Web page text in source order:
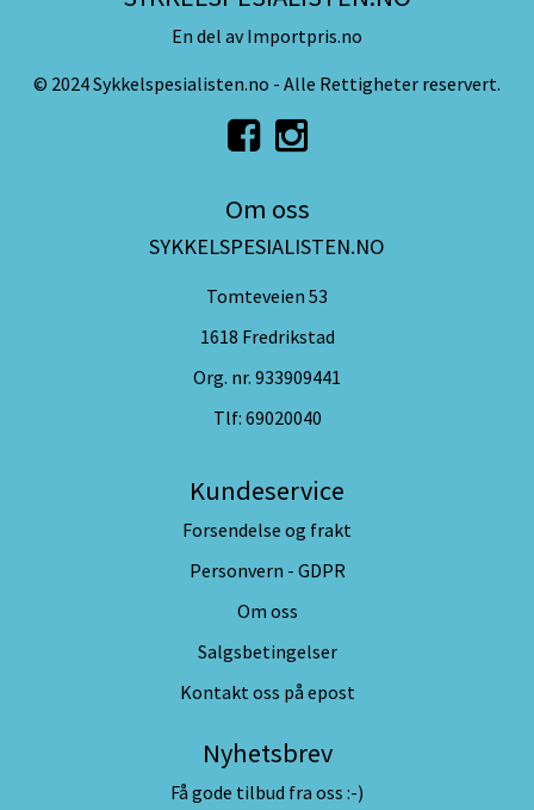
En del av Importpris.no
© 2024 Sykkelspesialisten.no - Alle Rettigheter reservert.
Om oss
SYKKELSPESIALISTEN.NO
Tomteveien 53
1618 Fredrikstad
Org. nr. 933909441
Tlf: 69020040
Kundeservice
Forsendelse og frakt
Personvern - GDPR
Om oss
Salgsbetingelser
Kontakt oss på epost
Nyhetsbrev
Få gode tilbud fra oss :-)